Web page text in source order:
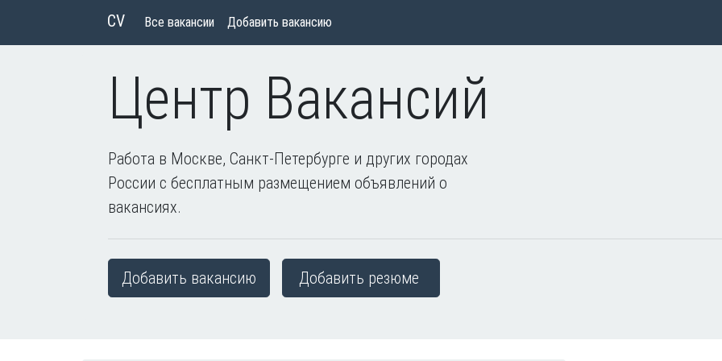
CV Все вакансии Добавить вакансию
Центр Вакансий
Работа в Москве, Санкт-Петербурге и других городах
России с бесплатным размещением объявлений о
вакансиях.
Добавить вакансию Добавить резюме